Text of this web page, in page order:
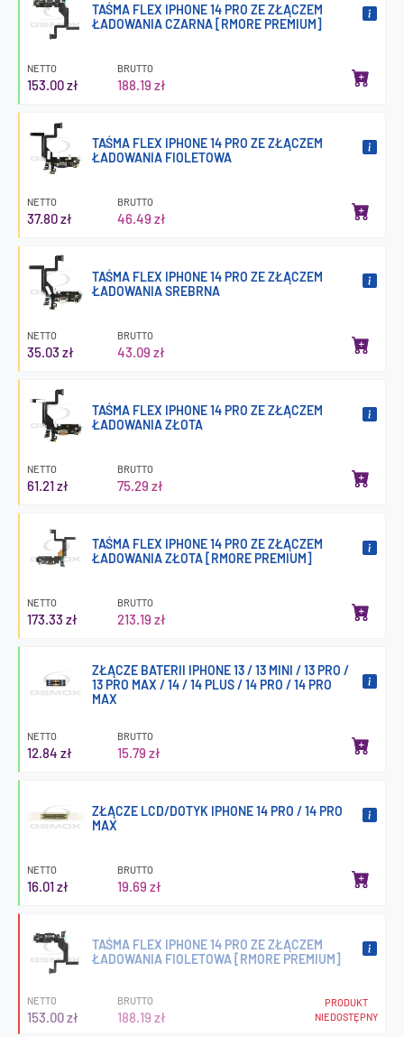
TAŚMA FLEX IPHONE 14 PRO ZE ZŁĄCZEM
ŁADOWANIA CZARNA [RMORE PREMIUM]
NETTO
153.00 zł
BRUTTO
188.19 zł
TAŚMA FLEX IPHONE 14 PRO ZE ZŁĄCZEM
ŁADOWANIA FIOLETOWA
NETTO
37.80 zł
BRUTTO
46.49 zł
TAŚMA FLEX IPHONE 14 PRO ZE ZŁĄCZEM
ŁADOWANIA SREBRNA
NETTO
35.03 zł
BRUTTO
43.09 zł
TAŚMA FLEX IPHONE 14 PRO ZE ZŁĄCZEM
ŁADOWANIA ZŁOTA
NETTO
61.21 zł
BRUTTO
75.29 zł
TAŚMA FLEX IPHONE 14 PRO ZE ZŁĄCZEM
ŁADOWANIA ZŁOTA [RMORE PREMIUM]
NETTO
173.33 zł
BRUTTO
213.19 zł
ZŁĄCZE BATERII IPHONE 13 / 13 MINI / 13 PRO /
13 PRO MAX / 14 / 14 PLUS / 14 PRO / 14 PRO
MAX
NETTO
12.84 zł
BRUTTO
15.79 zł
ZŁĄCZE LCD/DOTYK IPHONE 14 PRO / 14 PRO
MAX
NETTO
16.01 zł
BRUTTO
19.69 zł
TAŚMA FLEX IPHONE 14 PRO ZE ZŁĄCZEM
ŁADOWANIA FIOLETOWA [RMORE PREMIUM]
NETTO
153.00 zł
BRUTTO
188.19 zł
PRODUKT
NIEDOSTĘPNY